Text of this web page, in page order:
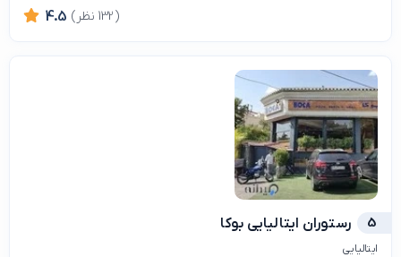
4.5 (132 نظر)
5 رستوران ایتالیایی بوکا
ایتالیایی